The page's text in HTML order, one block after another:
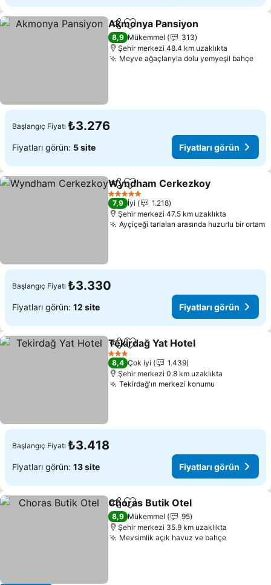
PaylaşFavorilerime ekle
Akmonya Pansiyon
8,9 Mükemmel
313
Şehir merkezi 48.4 km uzaklıkta
Meyve ağaçlarıyla dolu yemyeşil bahçe
Başlangıç Fiyatı ₺3.276
Fiyatları görün: 5 site Fiyatları görün
PaylaşFavorilerime ekle
Wyndham Cerkezkoy
5 Yıldız
7,9 İyi
1.218
Şehir merkezi 47.5 km uzaklıkta
Ayçiçeği tarlaları arasında huzurlu bir ortam
Başlangıç Fiyatı ₺3.330
Fiyatları görün: 12 site Fiyatları görün
PaylaşFavorilerime ekle
Tekirdağ Yat Hotel
3 Yıldız
8,4 Çok iyi
1.439
Şehir merkezi 0.8 km uzaklıkta
Tekirdağ'ın merkezi konumu
Başlangıç Fiyatı ₺3.418
Fiyatları görün: 13 site Fiyatları görün
PaylaşFavorilerime ekle
Choras Butik Otel
8,9 Mükemmel
95
Şehir merkezi 35.9 km uzaklıkta
Mevsimlik açık havuz ve bahçeFiyatları